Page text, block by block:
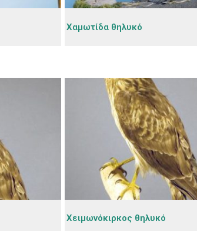
Χαμωτίδα θηλυκό
Χειμωνόκιρκος θηλυκό